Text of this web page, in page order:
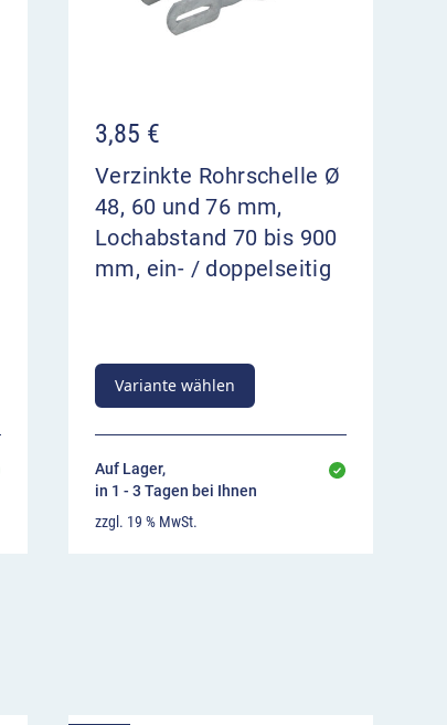
3,85 €
Verzinkte Rohrschelle Ø
48, 60 und 76 mm,
Lochabstand 70 bis 900
mm, ein- / doppelseitig
Variante wählen
Auf Lager,
in 1 - 3 Tagen bei Ihnen
zzgl. 19 % MwSt.